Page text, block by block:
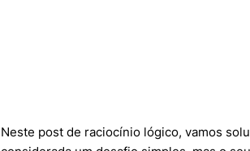
Neste post de raciocínio lógico, vamos